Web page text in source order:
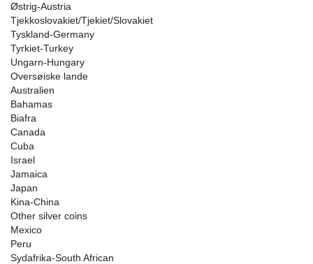
Østrig-Austria
Tjekkoslovakiet/Tjekiet/Slovakiet
Tyskland-Germany
Tyrkiet-Turkey
Ungarn-Hungary
Oversøiske lande
Australien
Bahamas
Biafra
Canada
Cuba
Israel
Jamaica
Japan
Kina-China
Other silver coins
Mexico
Peru
Sydafrika-South African